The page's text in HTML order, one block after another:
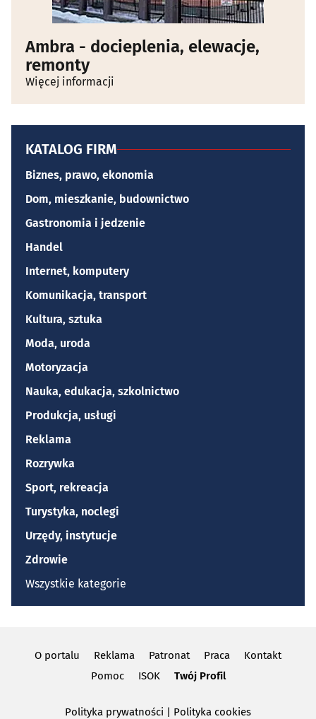
Ambra - docieplenia, elewacje,
remonty
Więcej informacji
KATALOG FIRM
Biznes, prawo, ekonomia
Dom, mieszkanie, budownictwo
Gastronomia i jedzenie
Handel
Internet, komputery
Komunikacja, transport
Kultura, sztuka
Moda, uroda
Motoryzacja
Nauka, edukacja, szkolnictwo
Produkcja, usługi
Reklama
Rozrywka
Sport, rekreacja
Turystyka, noclegi
Urzędy, instytucje
Zdrowie
Wszystkie kategorie
O portalu Reklama Patronat Praca
Kontakt
Pomoc
ISOK Twój Profil
Polityka prywatności | Polityka cookies